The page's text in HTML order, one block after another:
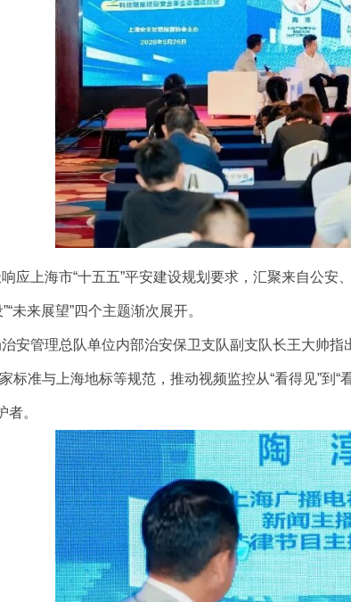
上海市“十五五”平安建设规划要求，汇聚来自公安
未来展望”四个主题渐次展开。
管理总队单位内部治安保卫支队副支队长王大帅指
标准与上海地标等规范，推动视频监控从“看得见”到
者。